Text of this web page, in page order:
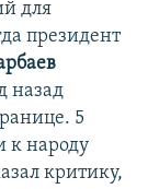
для
президент
назад
5
к народу
критику,